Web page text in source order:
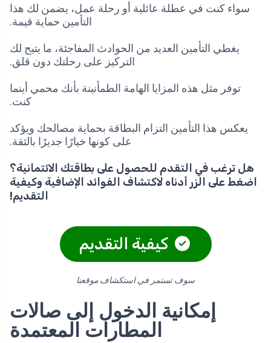
سواء كنت في عطلة عائلية أو رحلة عمل، يضمن لك هذا
التأمين حماية قيمة.
يغطي التأمين العديد من الحوادث المفاجئة، ما يتيح لك
التركيز على رحلتك دون قلق.
توفر مثل هذه المزايا الهامة الطمأنينة بأنك محمي أينما
كنت.
يعكس هذا التأمين التزام البطاقة بحماية مصالحك ويؤكد
على كونها خيارًا جديرًا بالثقة.
هل ترغب في التقدم للحصول على بطاقتك الائتمانية؟
اضغط على الزر أدناه لاكتشاف الفوائد الإضافية وكيفية
التقديم!
كيفية التقديم
سوف تستمر في استكشاف موقعنا
إمكانية الدخول إلى صالات
المطارات المعتمدة